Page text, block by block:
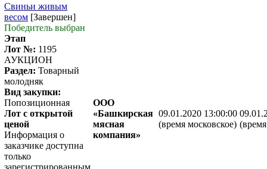
Свиньи живым
весом [Завершен]
Победитель выбран
Этап
Лот №: 1195
АУКЦИОН
Раздел: Товарный
молодняк
Вид закупки:
Попозиционная
Лот с открытой
ценой
Информация о
заказчике доступна
только
зарегистрированным
ООО
«Башкирская
мясная
компания»
09.01.2020 13:00:00
(время московское)